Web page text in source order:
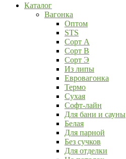
Каталог
Вагонка
Оптом
STS
Сорт А
Сорт В
Сорт Э
Из липы
Евровагонка
Термо
Сухая
Софт-лайн
Для бани и сауны
Белая
Для парной
Без сучков
Для отделки